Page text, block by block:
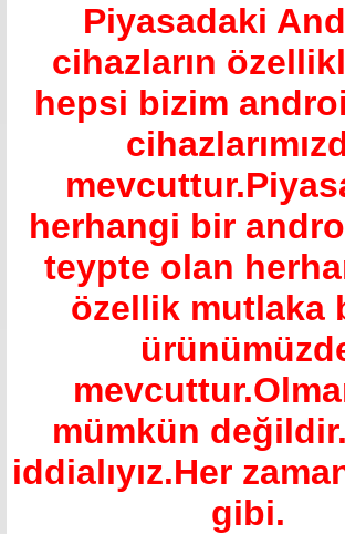
Piyasadaki
cihazların
hepsi bizim
herhangi bir
teypte olan
özellik mutlaka
mümkün
iddialıyız.Her
gibi.